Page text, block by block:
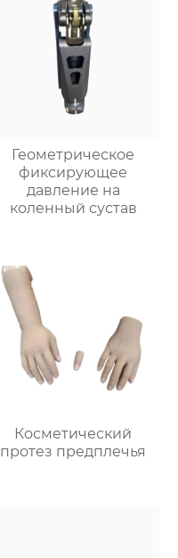
Геометрическое
фиксирующее
давление на
коленный сустав
Косметический
протез предплечья